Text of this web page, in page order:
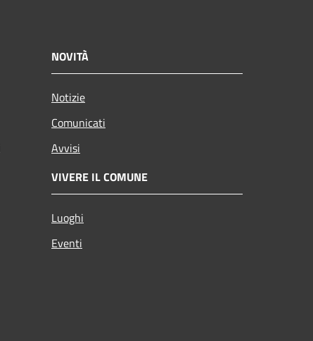
NOVITÀ
Notizie
Comunicati
Avvisi
VIVERE IL COMUNE
Luoghi
Eventi